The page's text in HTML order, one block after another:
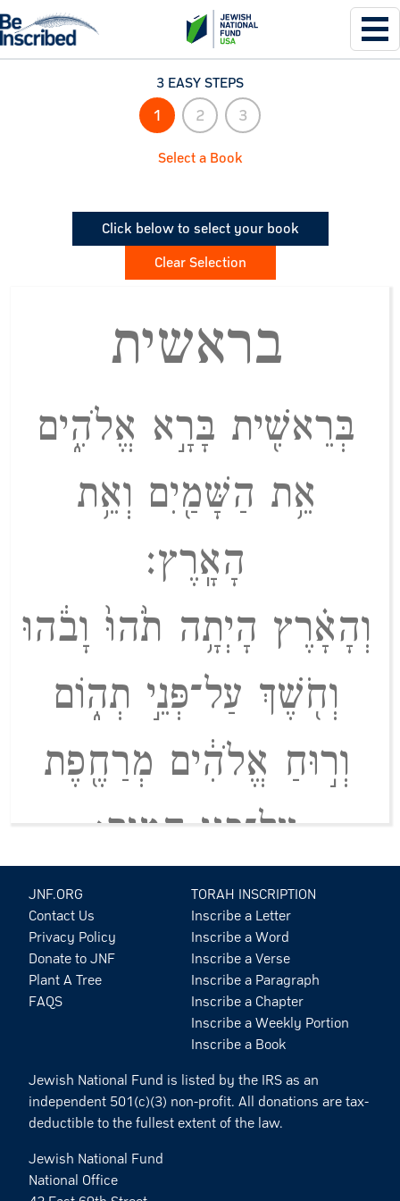
3 EASY STEPS
1 2 3
Select a Book
Click below to select your book
Clear Selection
בראשית
בְּרֵאשִׁ֖ית בָּרָ֣א אֱלֹהִ֑ים
אֵ֥ת הַשָּׁמַ֖יִם וְאֵ֥ת
הָאָֽרֶץ׃
וְהָאָ֗רֶץ הָיְתָ֥ה תֹ֙הוּ֙ וָבֹ֔הוּ
וְחֹ֖שֶׁךְ עַל־פְּנֵ֣י תְה֑וֹם
וְר֣וּחַ אֱלֹהִ֔ים מְרַחֶ֖פֶת
עַל־פְּנֵ֥י הַמָּֽיִם׃
מֶר אֱלֹהִ֖ א֑וֹר
וַֽיְהִי־אֽ
יַּ֧רְא אֱלֹהִ֛ים
כִּי־ט֑וֹב וַיַּבְדֵּ֣ל אֱלֹהִ֔ים
ן הַחֹֽשֶׁךְ׃
JNF.ORG
Contact Us
Privacy Policy
Donate to JNF
Plant A Tree
FAQS
TORAH INSCRIPTION
Inscribe a Letter
Inscribe a Word
Inscribe a Verse
Inscribe a Paragraph
Inscribe a Chapter
Inscribe a Weekly Portion
Inscribe a Book
Jewish National Fund is listed by the IRS as an
independent 501(c)(3) non-profit. All donations are tax-
deductible to the fullest extent of the law.
Jewish National Fund
National Office